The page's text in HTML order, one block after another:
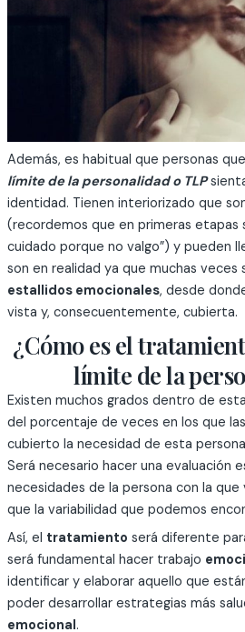
Además, es habitual que personas
límite de la personalidad o TLP
identidad. Tienen interiorizado que
(recordemos que en primeras etapas
cuidado porque no valgo”) y pueden
son en realidad ya que muchas veces
estallidos emocionales, desde
vista y, consecuentemente, cubierta.
¿Cómo es el
límite de la
Existen muchos grados dentro de esta
del porcentaje de veces en los que
cubierto la necesidad de esta
Será necesario hacer una evaluación
necesidades de la persona con la
que la variabilidad que podemos
Así, el tratamiento será diferente
será fundamental hacer trabajo
identificar y elaborar aquello que
poder desarrollar estrategias más
emocional.